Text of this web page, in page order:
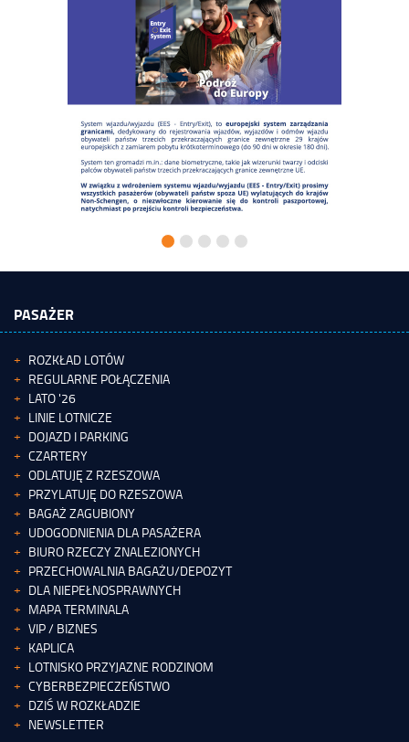
PASAŻER
ROZKŁAD LOTÓW
REGULARNE POŁĄCZENIA
LATO '26
LINIE LOTNICZE
DOJAZD I PARKING
CZARTERY
ODLATUJĘ Z RZESZOWA
PRZYLATUJĘ DO RZESZOWA
BAGAŻ ZAGUBIONY
UDOGODNIENIA DLA PASAŻERA
BIURO RZECZY ZNALEZIONYCH
PRZECHOWALNIA BAGAŻU/DEPOZYT
DLA NIEPEŁNOSPRAWNYCH
MAPA TERMINALA
VIP / BIZNES
KAPLICA
LOTNISKO PRZYJAZNE RODZINOM
CYBERBEZPIECZEŃSTWO
DZIŚ W ROZKŁADZIE
NEWSLETTER